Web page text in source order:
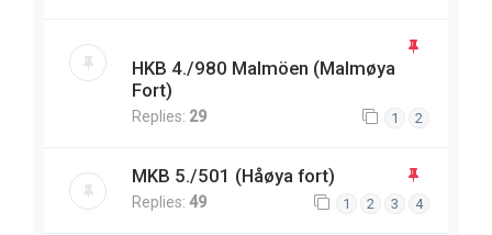
HKB 4./980 Malmöen (Malmøya
Fort)
Replies: 29 1 2
MKB 5./501 (Håøya fort)
Replies: 49 1 2 3 4